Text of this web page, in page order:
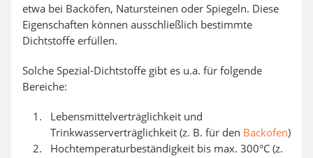
etwa bei Backöfen, Natursteinen oder Spiegeln. Diese
Eigenschaften können ausschließlich bestimmte
Dichtstoffe erfüllen.
Solche Spezial-Dichtstoffe gibt es u.a. für folgende
Bereiche:
Lebensmittelverträglichkeit und
Trinkwasserverträglichkeit (z. B. für den Backofen)
Hochtemperaturbeständigkeit bis max. 300°C (z.